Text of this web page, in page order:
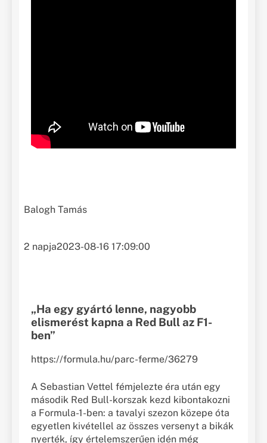
Balogh Tamás
2 napja2023-08-16 17:09:00
„Ha egy gyártó lenne, nagyobb
elismerést kapna a Red Bull az F1-
ben”
https://formula.hu/parc-ferme/36279
A Sebastian Vettel fémjelezte éra után egy
második Red Bull-korszak kezd kibontakozni
a Formula-1-ben: a tavalyi szezon közepe óta
egyetlen kivétellel az összes versenyt a bikák
nyerték, így értelemszerűen idén még